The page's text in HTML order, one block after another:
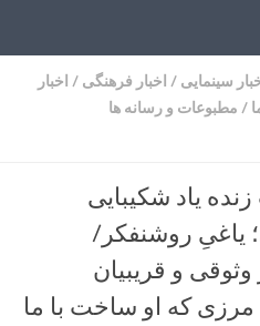
سینمایی / اخبار فرهنگی / اخبار
/ مطبوعات و رسانه ها
یاد شکیبایی
یاغیِ روشنفکر/
و قریبیان
که او ساخت با ما